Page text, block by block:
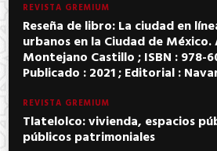
REVISTA GREMIUM
Reseña de libro: La ciudad en
urbanos en la Ciudad de
Montejano Castillo ; ISBN : 978-
Publicado : 2021 ; Editorial :
REVISTA GREMIUM
Tlatelolco: vivienda, espacios
públicos patrimoniales